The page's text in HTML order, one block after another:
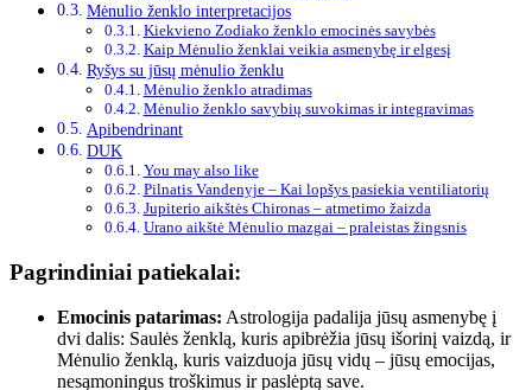
Mėnulio ženklo interpretacijos
Kiekvieno Zodiako ženklo emocinės savybės
Kaip Mėnulio ženklai veikia asmenybę ir elgesį
Ryšys su jūsų mėnulio ženklu
Mėnulio ženklo atradimas
Mėnulio ženklo savybių suvokimas ir integravimas
Apibendrinant
DUK
You may also like
Pilnatis Vandenyje – Kai lopšys pasiekia ventiliatorių
Jupiterio aikštės Chironas – atmetimo žaizda
Urano aikštė Mėnulio mazgai – praleistas žingsnis
Pagrindiniai patiekalai:
Emocinis patarimas: Astrologija padalija jūsų asmenybę į
dvi dalis: Saulės ženklą, kuris apibrėžia jūsų išorinį vaizdą, ir
Mėnulio ženklą, kuris vaizduoja jūsų vidų – jūsų emocijas,
nesąmoningus troškimus ir paslėptą save.